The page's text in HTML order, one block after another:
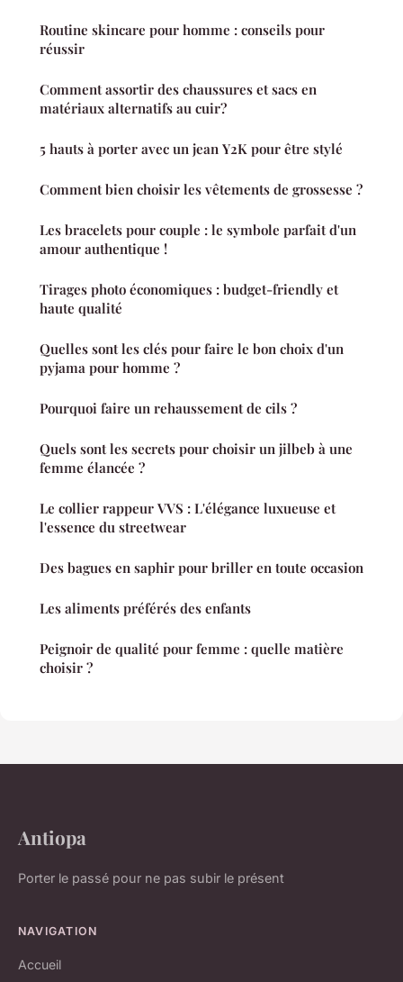
Routine skincare pour homme : conseils pour
réussir
Comment assortir des chaussures et sacs en
matériaux alternatifs au cuir?
5 hauts à porter avec un jean Y2K pour être stylé
Comment bien choisir les vêtements de grossesse ?
Les bracelets pour couple : le symbole parfait d'un
amour authentique !
Tirages photo économiques : budget-friendly et
haute qualité
Quelles sont les clés pour faire le bon choix d'un
pyjama pour homme ?
Pourquoi faire un rehaussement de cils ?
Quels sont les secrets pour choisir un jilbeb à une
femme élancée ?
Le collier rappeur VVS : L'élégance luxueuse et
l'essence du streetwear
Des bagues en saphir pour briller en toute occasion
Les aliments préférés des enfants
Peignoir de qualité pour femme : quelle matière
choisir ?
Antiopa
Porter le passé pour ne pas subir le présent
NAVIGATION
Accueil